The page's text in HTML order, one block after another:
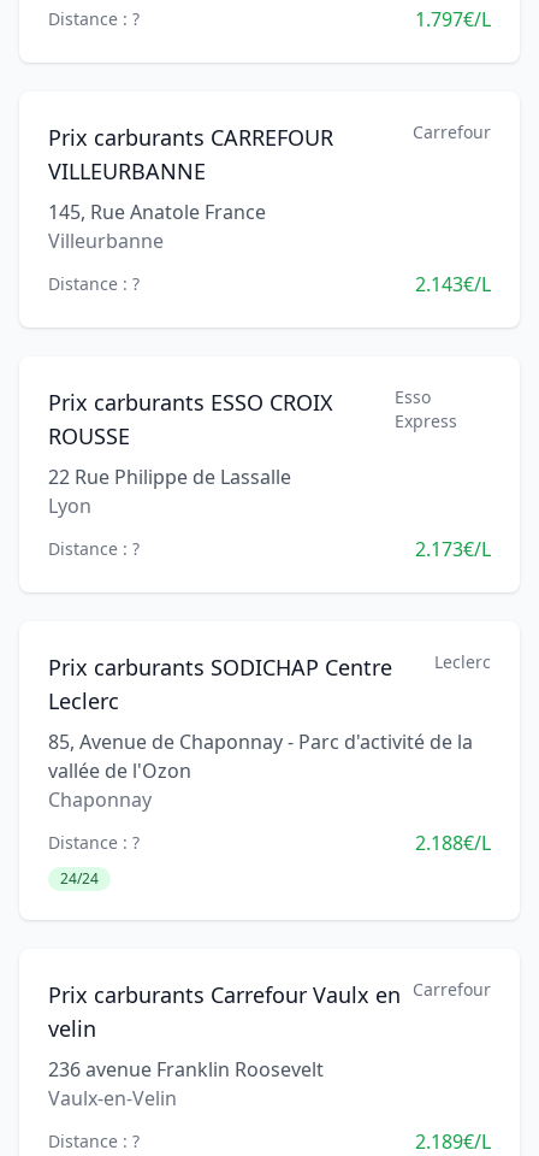
Distance : ? 1.797€/L
Prix carburants CARREFOUR
VILLEURBANNE
Carrefour
145, Rue Anatole France
Villeurbanne
Distance : ? 2.143€/L
Prix carburants ESSO CROIX
ROUSSE
Esso
Express
22 Rue Philippe de Lassalle
Lyon
Distance : ? 2.173€/L
Prix carburants SODICHAP Centre
Leclerc
Leclerc
85, Avenue de Chaponnay - Parc d'activité de la
vallée de l'Ozon
Chaponnay
Distance : ? 2.188€/L
24/24
Prix carburants Carrefour Vaulx en
velin
Carrefour
236 avenue Franklin Roosevelt
Vaulx-en-Velin
Distance : ? 2.189€/L